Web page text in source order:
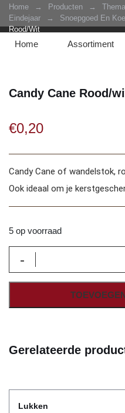
Home Assortiment
Home → Producten → Thema
Eindejaar
→ Snoepgoed En
Rood/wit
Candy Cane Rood/
€0,20
Candy Cane of wandelstok,
Ook ideaal om je
5 op voorraad
-
Candy
Rood/wit
Gerelateerde
Lukken